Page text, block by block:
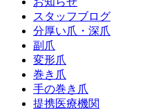
スタッフブログ
分厚い爪・深爪
副爪
変形爪
巻き爪
手の巻き爪
提携医療機関